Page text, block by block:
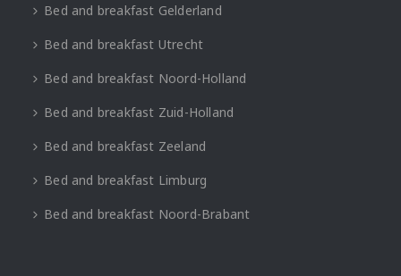
Bed and breakfast Gelderland
Bed and breakfast Utrecht
Bed and breakfast Noord-Holland
Bed and breakfast Zuid-Holland
Bed and breakfast Zeeland
Bed and breakfast Limburg
Bed and breakfast Noord-Brabant